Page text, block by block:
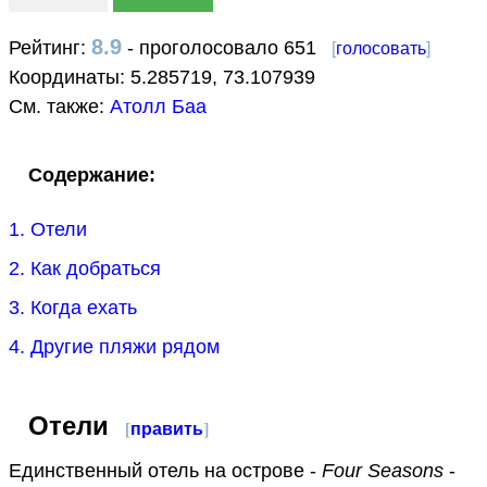
Рейтинг: 8.9 - проголосовало 651 [голосовать]
Координаты: 5.285719, 73.107939
См. также: Атолл Баа
Содержание:
1. Отели
2. Как добраться
3. Когда ехать
4. Другие пляжи рядом
Отели [править]
Единственный отель на острове - Four Seasons -